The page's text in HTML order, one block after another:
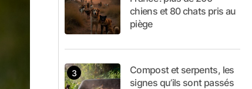
chiens et 80 chats pris au
piège
Compost et serpents, les
signes qu’ils sont passés